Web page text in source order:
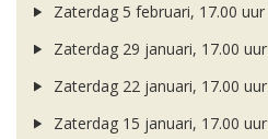
Zaterdag 5 februari, 17.00 uur
Zaterdag 29 januari, 17.00 uur
Zaterdag 22 januari, 17.00 uur
Zaterdag 15 januari, 17.00 uur